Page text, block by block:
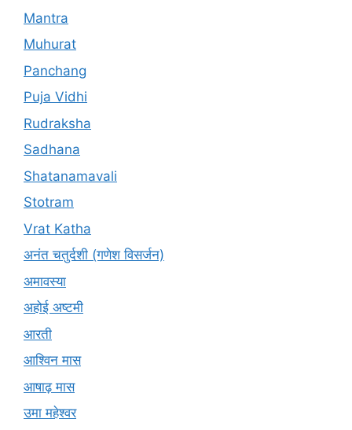
Mantra
Muhurat
Panchang
Puja Vidhi
Rudraksha
Sadhana
Shatanamavali
Stotram
Vrat Katha
अनंत चतुर्दशी (गणेश विसर्जन)
अमावस्या
अहोई अष्टमी
आरती
आश्विन मास
आषाढ़ मास
उमा महेश्वर